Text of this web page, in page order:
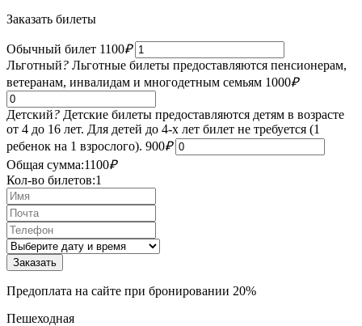
Заказать билеты
Обычный билет 1100₽
Льготный? Льготные билеты предоставляются пенсионерам,
ветеранам, инвалидам и многодетным семьям 1000₽
Детский? Детские билеты предоставляются детям в возрасте
от 4 до 16 лет. Для детей до 4-х лет билет не требуется (1
ребенок на 1 взрослого). 900₽
Общая сумма:1100₽
Кол-во билетов:1
Предоплата на сайте при бронировании 20%
Пешеходная